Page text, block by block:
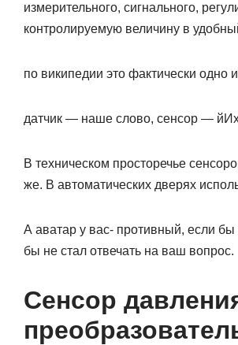
измерительного, сигнального,
контролируемую величину в
по википедии это фактически одно
датчик — наше слово, сенсор —
В техническом просторечье
же. В автоматических дверях
А аватар у вас- противный, если
бы не стал отвечать на ваш вопрос.
Сенсор